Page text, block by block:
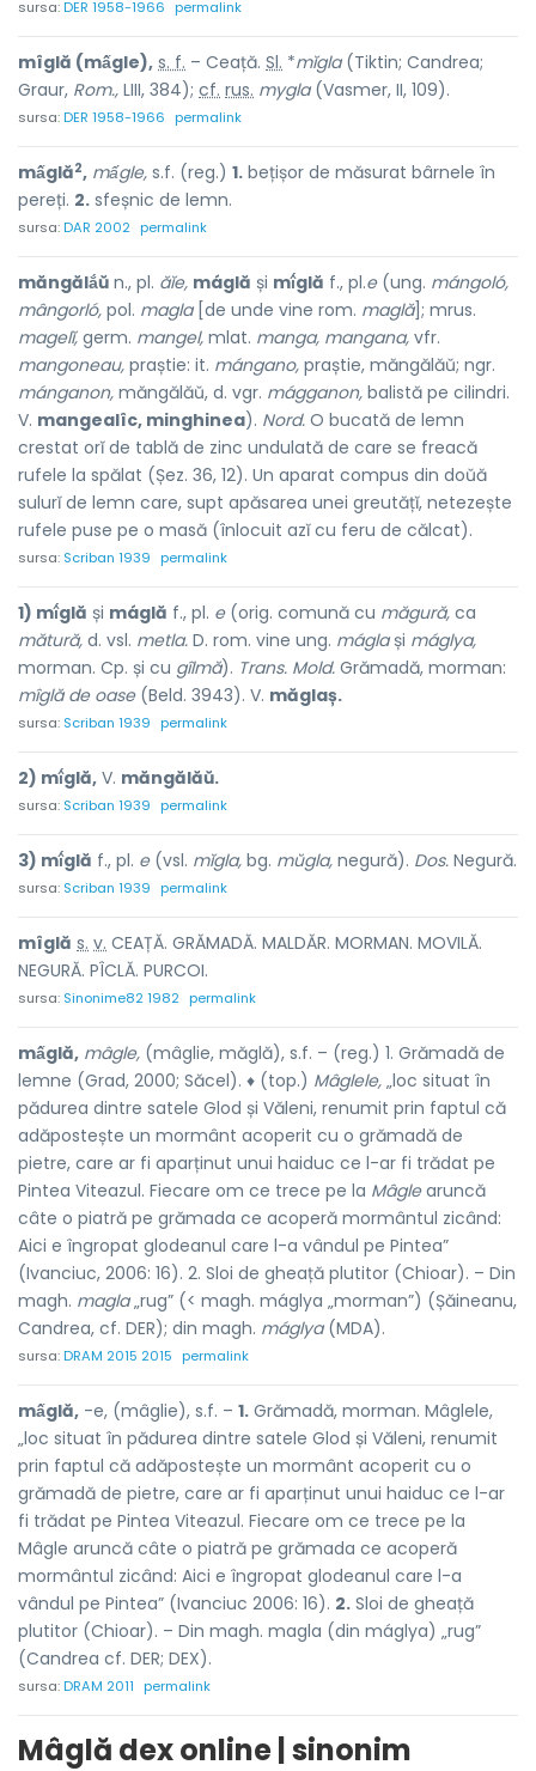
sursa:DER 1958-1966 permalink
mîglă (mấgle), s. f. – Ceață. Sl. *mĭgla(Tiktin; Candrea;
Graur, Rom., LIII, 384); cf. rus. mygla(Vasmer, II, 109).
sursa:DER 1958-1966 permalink
mấglă2, mấgle, s.f. (reg.) 1. bețișor de măsurat bârnele în
pereți. 2. sfeșnic de lemn.
sursa:DAR 2002 permalink
măngălắŭ n., pl. ăĭe, máglă și mî́glă f., pl.e(ung. mángoló,
mângorló, pol. magla[de unde vine rom. maglă]; mrus.
magelĭ, germ. mangel, mlat. manga, mangana, vfr.
mangoneau, praștie: it. mángano, praștie, măngălăŭ; ngr.
mánganon, măngălăŭ, d. vgr. mágganon, balistă pe cilindri.
V. mangealîc, minghinea). Nord. O bucată de lemn
crestat orĭ de tablă de zinc undulată de care se freacă
rufele la spălat (Șez. 36, 12). Un aparat compus din doŭă
sulurĭ de lemn care, supt apăsarea unei greutățĭ, netezește
rufele puse pe o masă (înlocuit azĭ cu feru de călcat).
sursa: Scriban 1939 permalink
1) mî́glă și máglă f., pl. e(orig. comună cu măgură, ca
mătură, d. vsl. metla. D. rom. vine ung. máglași máglya,
morman. Cp. și cu gîlmă). Trans. Mold. Grămadă, morman:
mîglă de oase(Beld. 3943). V. măglaș.
sursa: Scriban 1939 permalink
2) mî́glă, V. măngălăŭ.
sursa: Scriban 1939 permalink
3) mî́glă f., pl. e(vsl. mĭgla, bg. mŭgla, negură). Dos. Negură.
sursa: Scriban 1939 permalink
mîglă s. v. CEAȚĂ. GRĂMADĂ. MALDĂR. MORMAN. MOVILĂ.
NEGURĂ. PÎCLĂ. PURCOI.
sursa: Sinonime82 1982 permalink
mấglă, mâgle, (mâglie, măglă), s.f. – (reg.) 1. Grămadă de
lemne (Grad, 2000; Săcel). ♦ (top.) Mâglele, „loc situat în
pădurea dintre satele Glod și Văleni, renumit prin faptul că
adăpostește un mormânt acoperit cu o grămadă de
pietre, care ar fi aparținut unui haiduc ce l-ar fi trădat pe
Pintea Viteazul. Fiecare om ce trece pe la Mâglearuncă
câte o piatră pe grămada ce acoperă mormântul zicând:
Aici e îngropat glodeanul care l-a vândul pe Pintea”
(Ivanciuc, 2006: 16). 2. Sloi de gheață plutitor (Chioar). – Din
magh. magla„rug” (< magh. máglya „morman”) (Șăineanu,
Candrea, cf. DER); din magh. máglya(MDA).
sursa:DRAM 2015 2015 permalink
mấglă, -e, (mâglie), s.f. – 1. Grămadă, morman. Mâglele,
„loc situat în pădurea dintre satele Glod și Văleni, renumit
prin faptul că adăpostește un mormânt acoperit cu o
grămadă de pietre, care ar fi aparținut unui haiduc ce l-ar
fi trădat pe Pintea Viteazul. Fiecare om ce trece pe la
Mâgle aruncă câte o piatră pe grămada ce acoperă
mormântul zicând: Aici e îngropat glodeanul care l-a
vândul pe Pintea” (Ivanciuc 2006: 16). 2. Sloi de gheață
plutitor (Chioar). – Din magh. magla (din máglya) „rug”
(Candrea cf. DER; DEX).
sursa:DRAM 2011 permalink
Mâglă dex online | sinonim